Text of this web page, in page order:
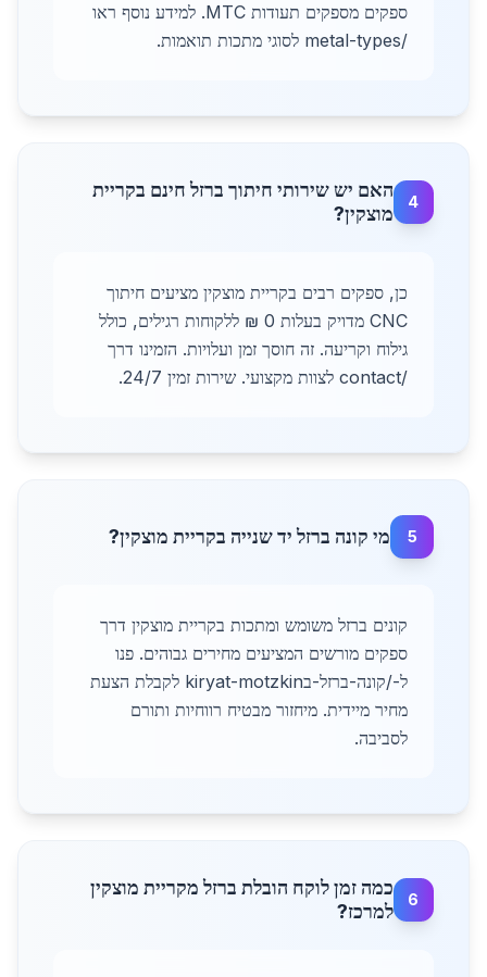
ספקים מספקים תעודות MTC. למידע נוסף ראו
/metal-types לסוגי מתכות תואמות.
4
האם יש שירותי חיתוך ברזל חינם בקריית
מוצקין?
כן, ספקים רבים בקריית מוצקין מציעים חיתוך
CNC מדויק בעלות 0 ₪ ללקוחות רגילים, כולל
גילוח וקריעה. זה חוסך זמן ועלויות. הזמינו דרך
/contact לצוות מקצועי. שירות זמין 24/7.
5 מי קונה ברזל יד שנייה בקריית מוצקין?
קונים ברזל משומש ומתכות בקריית מוצקין דרך
ספקים מורשים המציעים מחירים גבוהים. פנו
ל-/קונה-ברזל-בkiryat-motzkin לקבלת הצעת
מחיר מיידית. מיחזור מבטיח רווחיות ותורם
לסביבה.
6
כמה זמן לוקח הובלת ברזל מקריית מוצקין
למרכז?